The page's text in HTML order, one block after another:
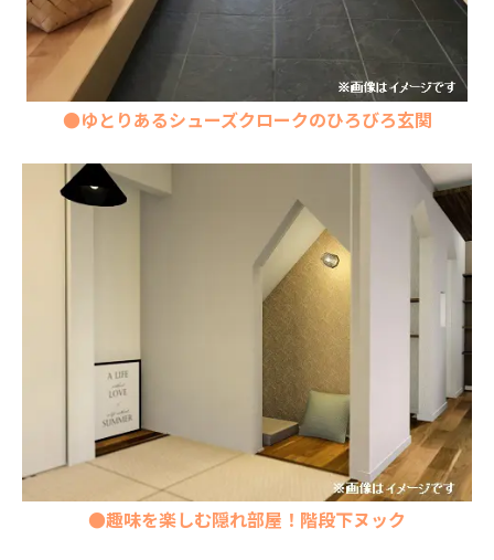
●ゆとりあるシューズクロークのひろびろ玄関
●趣味を楽しむ隠れ部屋！階段下ヌック